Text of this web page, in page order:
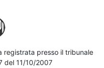
registrata presso il tribunale
del 11/10/2007